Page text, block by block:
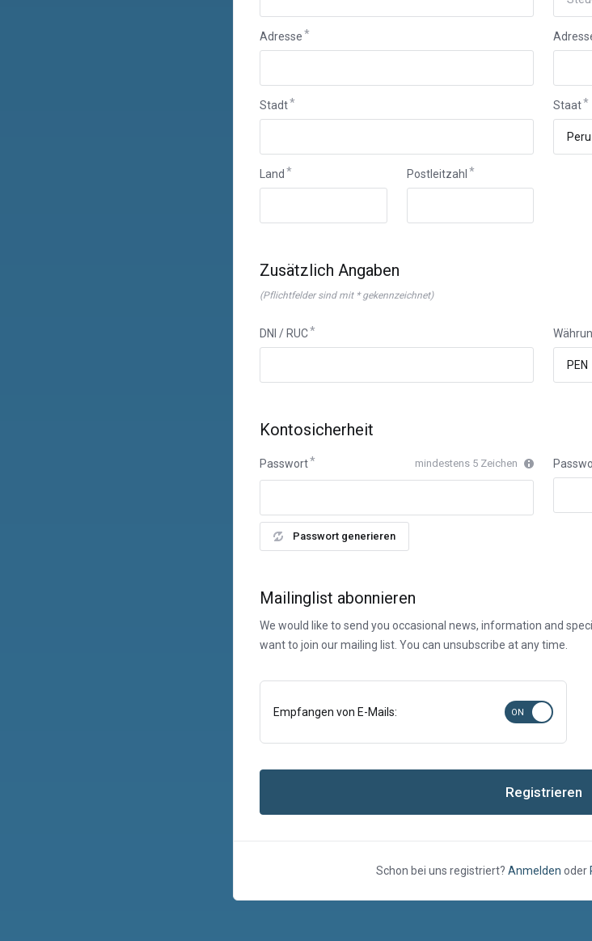
Adresse
Stadt Staat
Land Postleitzahl
Zusätzlich Angaben
(Pflichtfelder sind mit * gekennzeichnet)
DNI / RUC
Kontosicherheit
Passwort mindestens 5 Zeichen
Passwort generieren
Mailinglist abonnieren
We would like to send you occasional news, information and
want to join our mailing list. You can unsubscribe at any time.
Empfangen von E-Mails:
Registrieren
Schon bei uns registriert? Anmelden oder